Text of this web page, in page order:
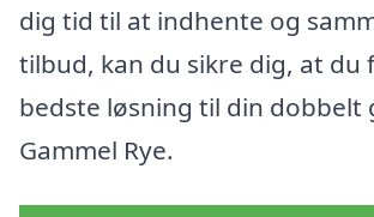
dig tid til at indhente og
tilbud, kan du sikre dig, at du
bedste løsning til din dobbelt
Gammel Rye.